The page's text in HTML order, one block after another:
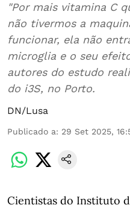
"Por mais vitamina C
não tivermos a
funcionar, ela não
microglia e o seu
autores do estudo
do i3S, no Porto.
DN/Lusa
Publicado a: 29 Set 2025,
Cientistas do Instituto